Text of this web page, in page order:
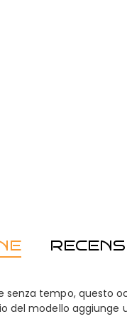
senza tempo, questo
del modello aggiunge